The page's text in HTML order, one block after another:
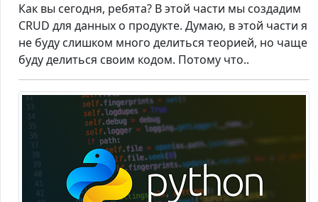
Как вы сегодня, ребята? В этой части мы создадим
CRUD для данных о продукте. Думаю, в этой части я
не буду слишком много делиться теорией, но чаще
буду делиться своим кодом. Потому что..